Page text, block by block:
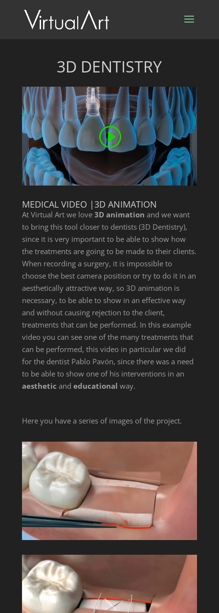
3D DENTISTRY
MEDICAL VIDEO |3D ANIMATION
At Virtual Art we love 3D animation and we want
to bring this tool closer to dentists (3D Dentistry),
since it is very important to be able to show how
the treatments are going to be made to their clients.
When recording a surgery, it is impossible to
choose the best camera position or try to do it in an
aesthetically attractive way, so 3D animation is
necessary, to be able to show in an effective way
and without causing rejection to the client,
treatments that can be performed. In this example
video you can see one of the many treatments that
can be performed, this video in particular we did
for the dentist Pablo Pavón, since there was a need
to be able to show one of his interventions in an
aesthetic and educational way.
Here you have a series of images of the project.